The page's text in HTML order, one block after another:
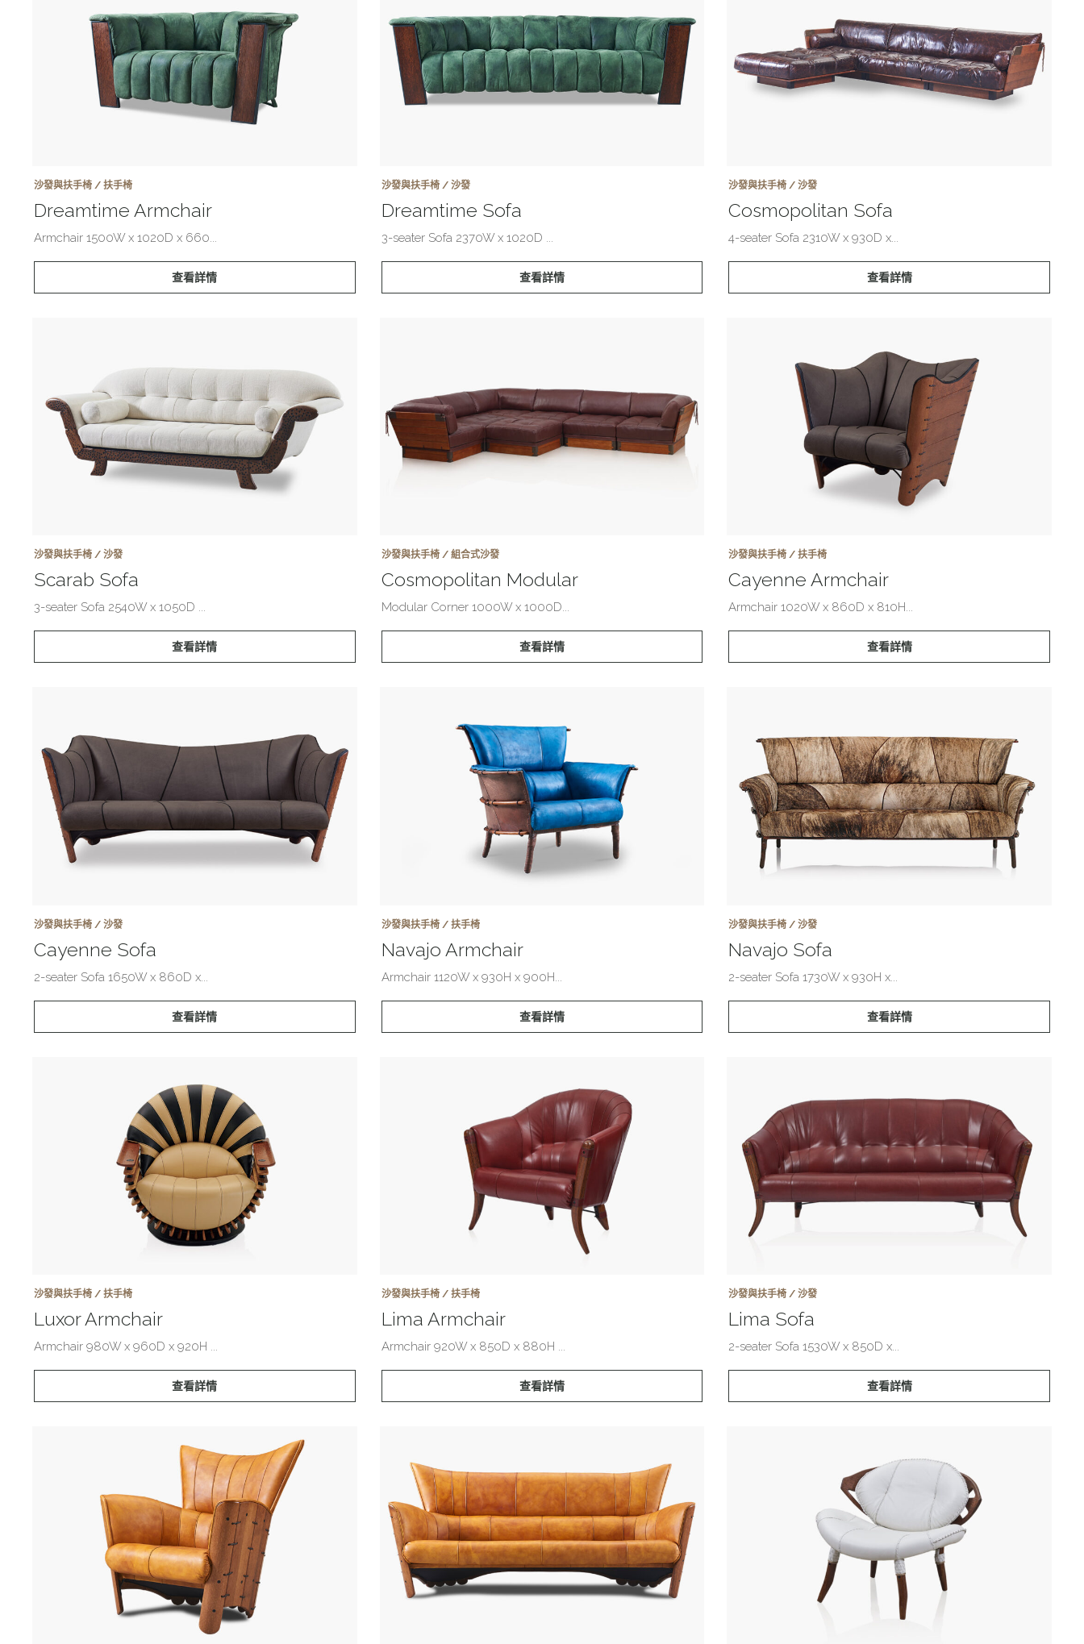
沙發與扶手椅 / 扶手椅
Dreamtime Armchair
Armchair 1500W x 1020D x 660...
查看詳情
沙發與扶手椅 / 沙發
Dreamtime Sofa
3-seater Sofa 2370W x 1020D ...
查看詳情
沙發與扶手椅 / 沙發
Cosmopolitan Sofa
4-seater Sofa 2310W x 930D x...
查看詳情
沙發與扶手椅 / 沙發
Scarab Sofa
3-seater Sofa 2540W x 1050D ...
查看詳情
沙發與扶手椅 / 組合式沙發
Cosmopolitan Modular
Modular Corner 1000W x 1000D...
查看詳情
沙發與扶手椅 / 扶手椅
Cayenne Armchair
Armchair 1020W x 860D x 810H...
查看詳情
沙發與扶手椅 / 沙發
Cayenne Sofa
2-seater Sofa 1650W x 860D x...
查看詳情
沙發與扶手椅 / 扶手椅
Navajo Armchair
Armchair 1120W x 930H x 900H...
查看詳情
沙發與扶手椅 / 沙發
Navajo Sofa
2-seater Sofa 1730W x 930H x...
查看詳情
沙發與扶手椅 / 扶手椅
Luxor Armchair
Armchair 980W x 960D x 920H ...
查看詳情
沙發與扶手椅 / 扶手椅
Lima Armchair
Armchair 920W x 850D x 880H ...
查看詳情
沙發與扶手椅 / 沙發
Lima Sofa
2-seater Sofa 1530W x 850D x...
查看詳情